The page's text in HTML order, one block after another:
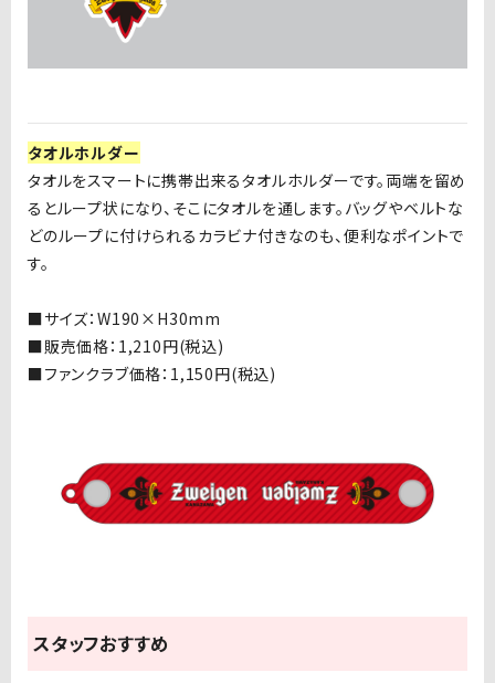
タオルホルダー
タオルをスマートに携帯出来るタオルホルダーです。両端を留め
るとループ状になり、そこにタオルを通します。バッグやベルトな
どのループに付けられるカラビナ付きなのも、便利なポイントで
す。
■サイズ： W190×H30mm
■販売価格： 1,210円(税込)
■ファンクラブ価格：1,150円(税込)
スタッフおすすめ